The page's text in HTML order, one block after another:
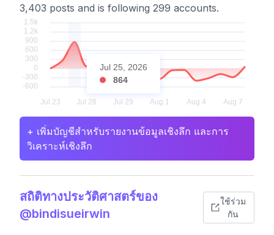
3,403 posts and is following 299 accounts.
Jul 25, 2026
864
+ เพิ่มบัญชีสำหรับรายงานข้อมูลเชิงลึก และการ
วิเคราะห์เชิงลึก
สถิติทางประวัติศาสตร์ของ
@bindisueirwin
ใช้ร่วม
กัน